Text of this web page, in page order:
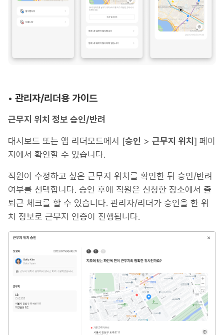
• 관리자/리더용 가이드
근무지 위치 정보 승인/반려
대시보드 또는 앱 리더모드에서 [승인 > 근무지 위치 ] 페이
지에서 확인할 수 있습니다.
직원이 수정하고 싶은 근무지 위치를 확인한 뒤 승인/반려
여부를 선택합니다. 승인 후에 직원은 신청한 장소에서 출
퇴근 체크를 할 수 있습니다. 관리자/리더가 승인을 한 위
치 정보로 근무지 인증이 진행됩니다.